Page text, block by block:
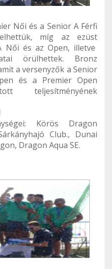
Női és a Senior A Férfi
míg az ezüst
Női és az Open, illetve
örülhettek. Bronz
a versenyzők a Senior
és a Premier Open
teljesítményének
Körös Dragon
Club., Dunai
Dragon Aqua SE.